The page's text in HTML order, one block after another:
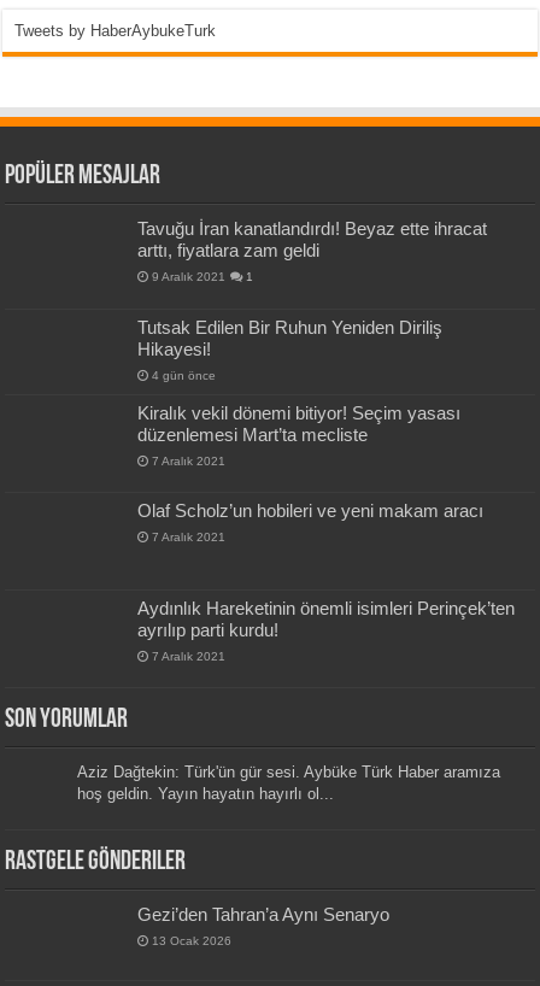
Tweets by HaberAybukeTurk
Popüler Mesajlar
Tavuğu İran kanatlandırdı! Beyaz ette ihracat
arttı, fiyatlara zam geldi
9 Aralık 2021 1
Tutsak Edilen Bir Ruhun Yeniden Diriliş
Hikayesi!
4 gün önce
Kiralık vekil dönemi bitiyor! Seçim yasası
düzenlemesi Mart’ta mecliste
7 Aralık 2021
Olaf Scholz’un hobileri ve yeni makam aracı
7 Aralık 2021
Aydınlık Hareketinin önemli isimleri Perinçek’ten
ayrılıp parti kurdu!
7 Aralık 2021
Son Yorumlar
Aziz Dağtekin: Türk'ün gür sesi. Aybüke Türk Haber aramıza
hoş geldin. Yayın hayatın hayırlı ol...
Rastgele Gönderiler
Gezi’den Tahran’a Aynı Senaryo
13 Ocak 2026